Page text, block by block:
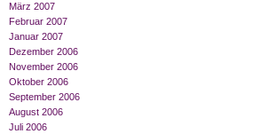
März 2007
Februar 2007
Januar 2007
Dezember 2006
November 2006
Oktober 2006
September 2006
August 2006
Juli 2006